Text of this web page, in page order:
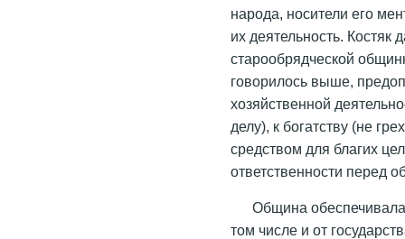
народа, носители его
их деятельность.
старообрядческой
говорилось выше,
хозяйственной
делу), к богатству (не
средством для благих
ответственности перед
Община
том числе и от